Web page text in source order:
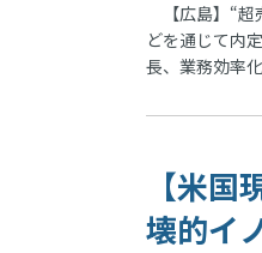
【広島】“超
どを通じて内
長、業務効率
【米
壊的イ